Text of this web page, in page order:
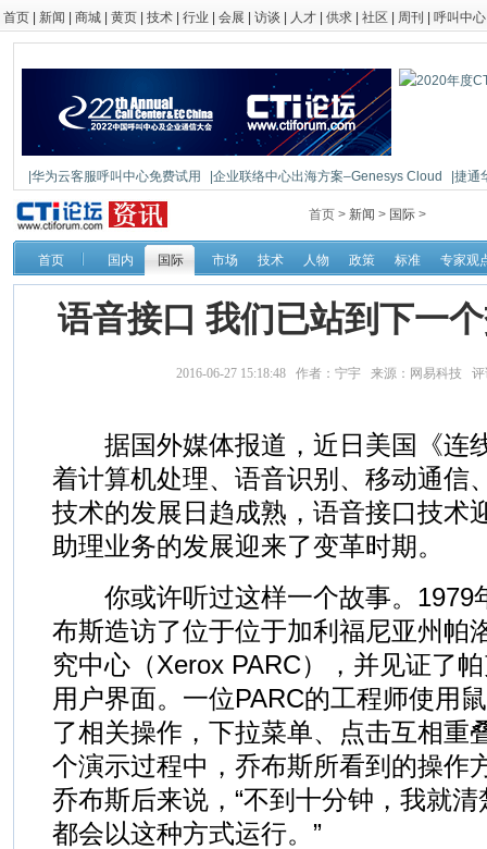
首页 新闻 商城 黄页 技术 行业 会展 访谈 人才 供求 社区 周刊 呼叫中心
|华为云客服呼叫中心免费试用 |企业联络中心出海方案–Genesys Cloud
|捷通
|鼎信通达新一代语音网关DAG1000-4S
首页 > 新闻 > 国际 >
首页 国内 国际 市场 技术 人物 政策 标准 专家观
语音接口 我们已站到下一
2016-06-27 15:18:48 作者：宁宇 来源：网易科技 评
据国外媒体报道，近日美国《连
着计算机处理、语音识别、移动通信
技术的发展日趋成熟，语音接口技术
助理业务的发展迎来了变革时期。
你或许听过这样一个故事。1979
布斯造访了位于位于加利福尼亚州帕
究中心（Xerox PARC），并见证了
用户界面。一位PARC的工程师使用
了相关操作，下拉菜单、点击互相重
个演示过程中，乔布斯所看到的操作
乔布斯后来说，“不到十分钟，我就
都会以这种方式运行。”